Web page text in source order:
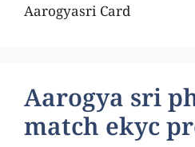
Aarogyasri Card
Aarogya sri
match ekyc